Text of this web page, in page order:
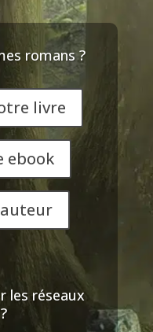
romans ?
livre
ebook
les réseaux